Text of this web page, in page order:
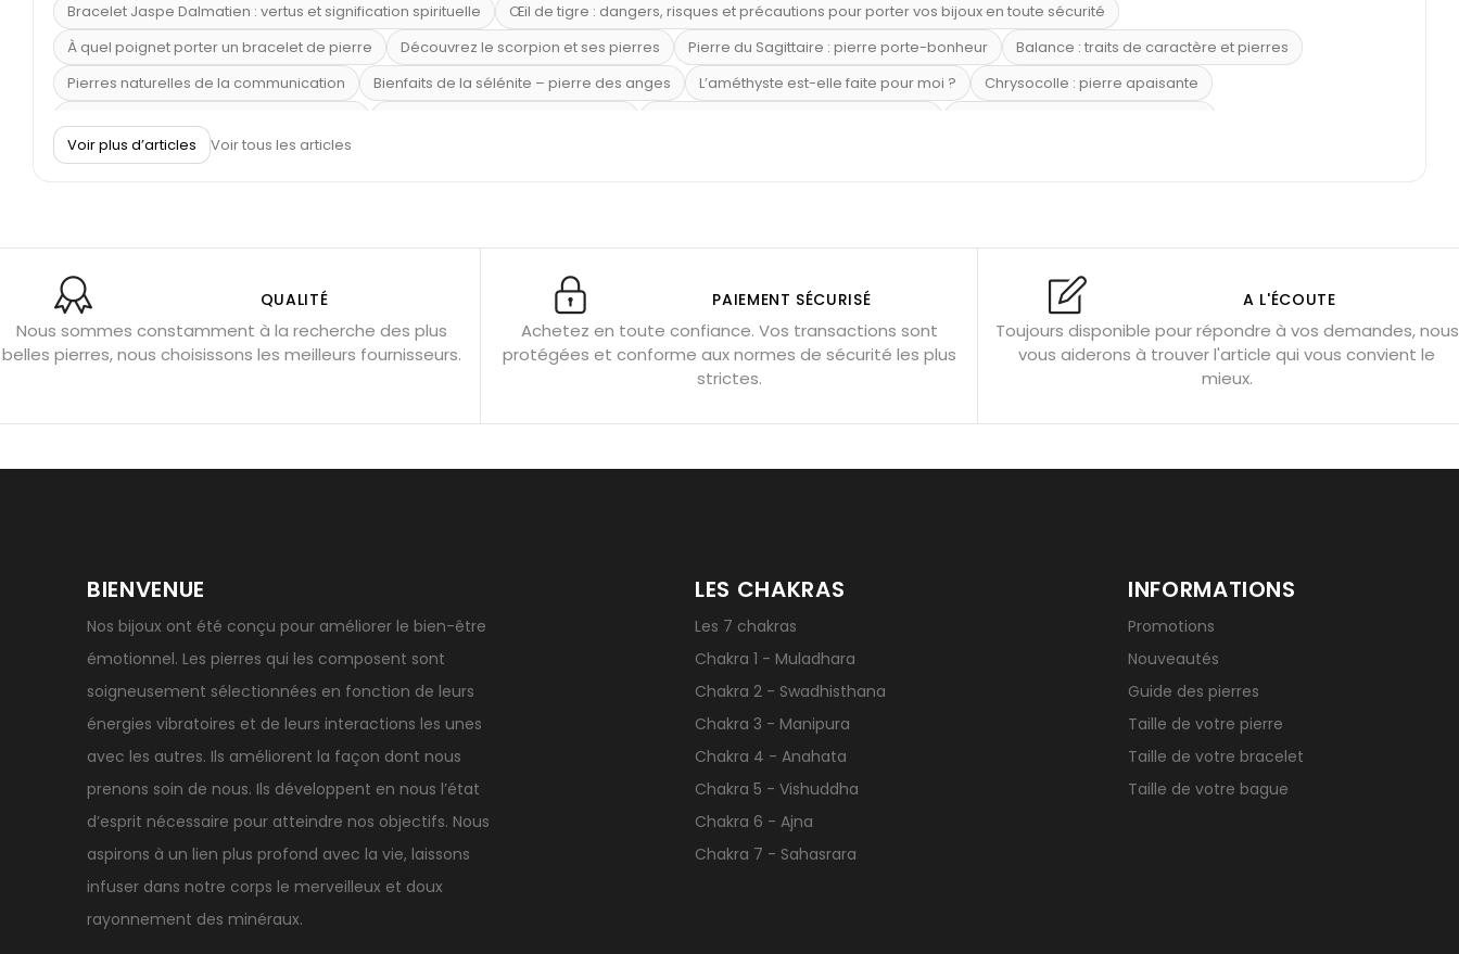
Bracelet Jaspe Dalmatien : vertus et signification spirituelle
Œil de tigre : dangers, risques et précautions pour porter vos bijoux en toute sécurité
À quel poignet porter un bracelet de pierre
Découvrez le scorpion et ses pierres Pierre du Sagittaire : pierre porte-bonheur
Balance : traits de caractère et pierres
Pierres naturelles de la communication
Bienfaits de la sélénite – pierre des anges L’améthyste est-elle faite pour moi ?
Chrysocolle : pierre apaisante
Pierre de lave : propriétés et bienfaits
Obsidienne noire : danger ?
Guide des pierres de protection Associer l’œil de tigre Porter plusieurs bracelets de pierres
Fluorite : pierre la plus colorée
Pierres pour les examens
Pierres anti-déprime Mieux gérer ses émotions Pierres pour l’automne Bijoux de méditation
Bracelets de perles pour homme
Géode d’améthyste géante Pierres naturelles contre le stress Qu’est-ce qu’une gemme ? Signification des pierres de naissance
Voir plus d’articles Voir tous les articles
QUALITÉ
Nous sommes constamment à la recherche des plus
belles pierres, nous choisissons les meilleurs fournisseurs.
PAIEMENT SÉCURISÉ
Achetez en toute confiance. Vos transactions sont
protégées et conforme aux normes de sécurité les plus
strictes.
A L'ÉCOUTE
Toujours disponible pour répondre à vos demandes, nous
vous aiderons à trouver l'article qui vous convient le
mieux.
BIENVENUE
Nos bijoux ont été conçu pour améliorer le bien-être
émotionnel. Les pierres qui les composent sont
soigneusement sélectionnées en fonction de leurs
énergies vibratoires et de leurs interactions les unes
avec les autres. Ils améliorent la façon dont nous
prenons soin de nous. Ils développent en nous l’état
d’esprit nécessaire pour atteindre nos objectifs. Nous
aspirons à un lien plus profond avec la vie, laissons
infuser dans notre corps le merveilleux et doux
rayonnement des minéraux.
LES CHAKRAS
Les 7 chakras
Chakra 1 - Muladhara
Chakra 2 - Swadhisthana
Chakra 3 - Manipura
Chakra 4 - Anahata
Chakra 5 - Vishuddha
Chakra 6 - Ajna
Chakra 7 - Sahasrara
INFORMATIONS
Promotions
Nouveautés
Guide des pierres
Taille de votre pierre
Taille de votre bracelet
Taille de votre bague